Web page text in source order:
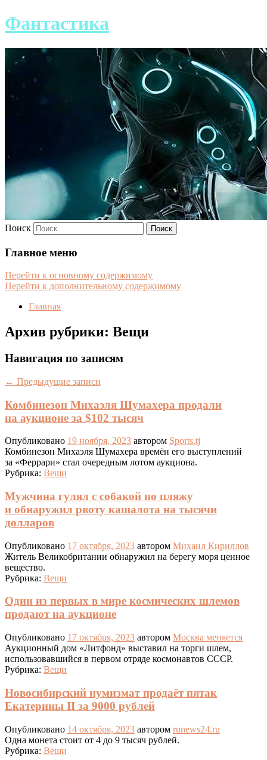
Фантастика
Поиск
Главное меню
Перейти к основному содержимому
Перейти к дополнительному содержимому
Главная
Архив рубрики: Вещи
Навигация по записям
← Предыдущие записи
Комбинезон Михаэля Шумахера продали
на аукционе за $102 тысяч
Опубликовано 19 ноября, 2023 автором Sports.tj
Комбинезон Михаэля Шумахера времён его выступлений
за «Феррари» стал очередным лотом аукциона.
Рубрика: Вещи
Мужчина гулял с собакой по пляжу
и обнаружил рвоту кашалота на тысячи
долларов
Опубликовано 17 октября, 2023 автором Михаил Кириллов
Житель Великобритании обнаружил на берегу моря ценное
вещество.
Рубрика: Вещи
Один из первых в мире космических шлемов
продают на аукционе
Опубликовано 17 октября, 2023 автором Москва меняется
Аукционный дом «Литфонд» выставил на торги шлем,
использовавшийся в первом отряде космонавтов СССР.
Рубрика: Вещи
Новосибирский нумизмат продаёт пятак
Екатерины II за 9000 рублей
Опубликовано 14 октября, 2023 автором runews24.ru
Одна монета стоит от 4 до 9 тысяч рублей.
Рубрика: Вещи